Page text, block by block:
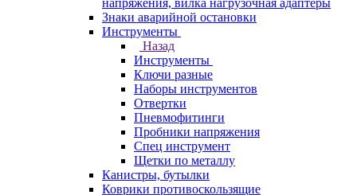
напряжения, вилка нагрузочная адаптеры
Знаки аварийной остановки
Инструменты
Назад
Инструменты
Ключи разные
Наборы инструментов
Отвертки
Пневмофитинги
Пробники напряжения
Спец инструмент
Щетки по металлу
Канистры, бутылки
Коврики противоскользящие